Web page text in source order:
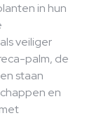
in hun
veiliger
palm, de
staan
en